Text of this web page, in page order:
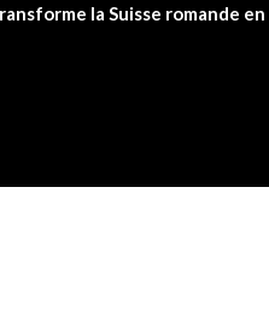
la Suisse romande